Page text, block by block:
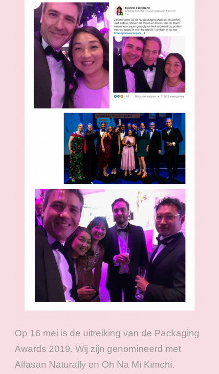
Op 16 mei is de uitreiking van de Packaging
Awards 2019. Wij zijn genomineerd met
Alfasan Naturally en Oh Na Mi Kimchi.